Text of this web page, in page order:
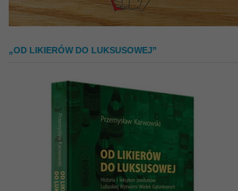
„OD LIKIERÓW DO LUKSUSOWEJ”